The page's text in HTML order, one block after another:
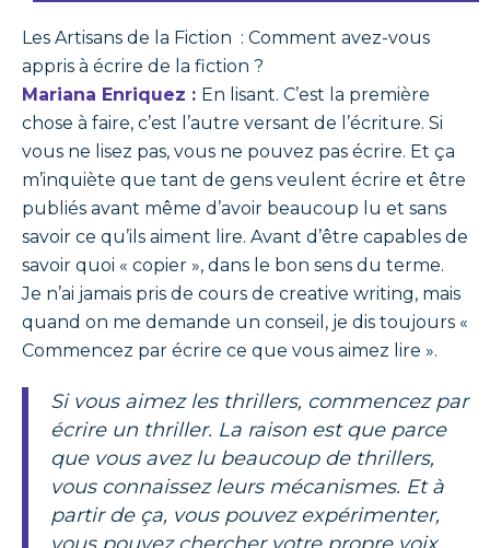
Les Artisans de la Fiction : Comment avez-vous
appris à écrire de la fiction ?
Mariana Enriquez : En lisant. C’est la première
chose à faire, c’est l’autre versant de l’écriture. Si
vous ne lisez pas, vous ne pouvez pas écrire. Et ça
m’inquiète que tant de gens veulent écrire et être
publiés avant même d’avoir beaucoup lu et sans
savoir ce qu’ils aiment lire. Avant d’être capables de
savoir quoi « copier », dans le bon sens du terme.
Je n’ai jamais pris de cours de creative writing, mais
quand on me demande un conseil, je dis toujours «
Commencez par écrire ce que vous aimez lire ».
Si vous aimez les thrillers, commencez par
écrire un thriller. La raison est que parce
que vous avez lu beaucoup de thrillers,
vous connaissez leurs mécanismes. Et à
partir de ça, vous pouvez expérimenter,